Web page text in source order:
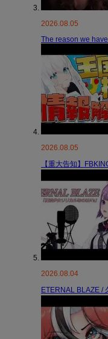
2026.08.05
The reason we
2026.08.05
【重大告知】
2026.08.04
ETERNAL BLAZE /